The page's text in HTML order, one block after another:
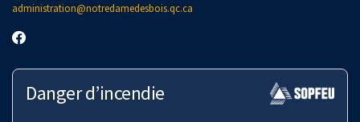
administration@notredamedesbois.qc.ca
Danger d’incendie